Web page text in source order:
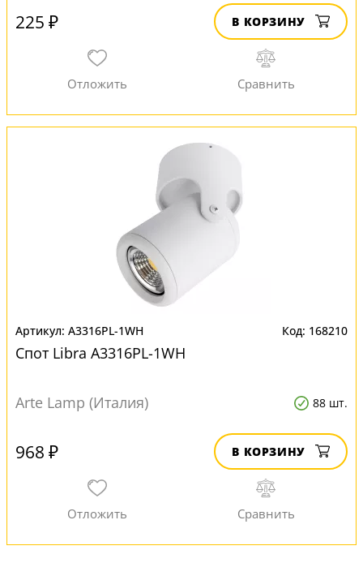
225 ₽ В КОРЗИНУ
A3316PL-1WH 168210
Спот Libra A3316PL-1WH
Arte Lamp (Италия) 88 шт.
968 ₽ В КОРЗИНУ